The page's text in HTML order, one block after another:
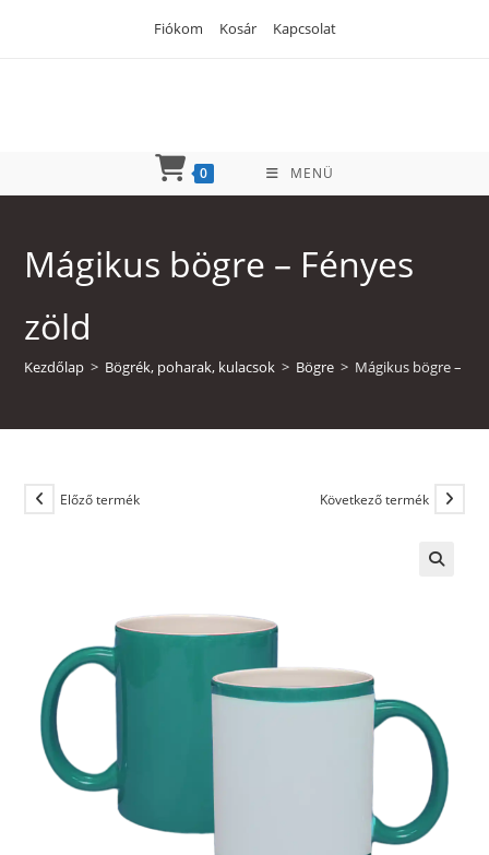
Fiókom Kosár Kapcsolat
0 MENÜ
Mágikus bögre – Fényes
zöld
Kezdőlap > Bögrék, poharak, kulacsok > Bögre > Mágikus bögre –
Előző termék Következő termék